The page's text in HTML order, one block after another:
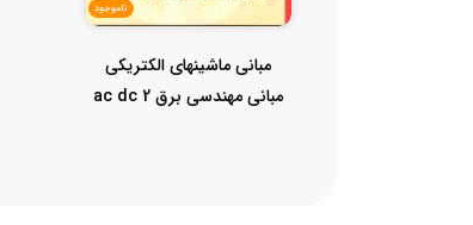
ناموجود
مبانی ماشینهای الکتریکی
مبانی مهندسی برق 2 ac dc